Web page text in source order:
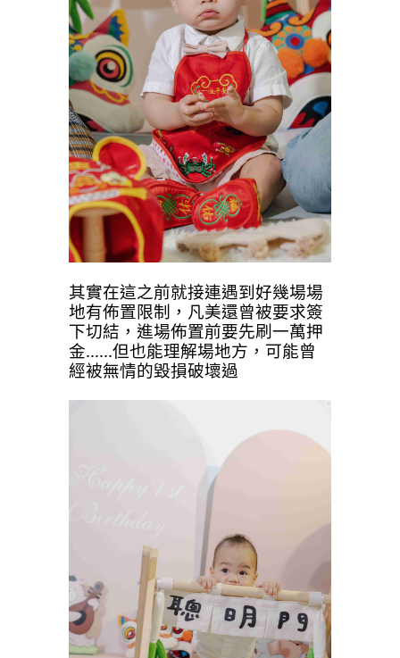
其實在這之前就接連遇到好幾場場
地有佈置限制，凡美還曾被要求簽
下切結，進場佈置前要先刷一萬押
金......但也能理解場地方，可能曾
經被無情的毀損破壞過